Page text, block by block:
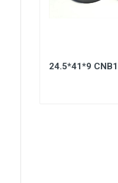
24.5*41*9